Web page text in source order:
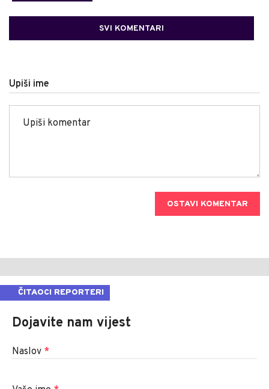
SVI KOMENTARI
Upiši ime
OSTAVI KOMENTAR
ČITAOCI REPORTERI
Dojavite nam vijest
Naslov *